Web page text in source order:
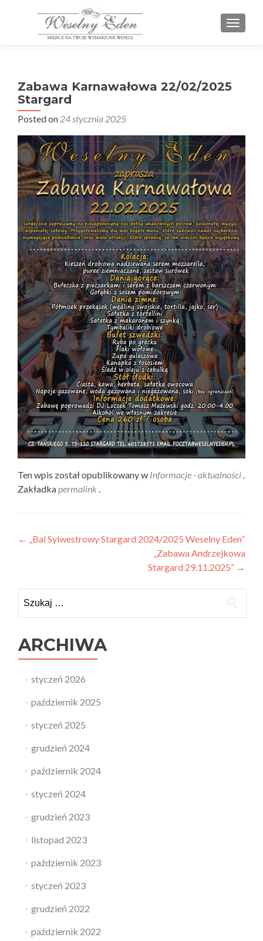
Zabawa Karnawałowa 22/02/2025
Stargard
Posted on 24 stycznia 2025
Ten wpis został opublikowany w Informacje - aktualności
Zakładka permalink
Zobacz
←
„Bal Sylwestrowy Stargard 2024/2025 Weselny Eden”
„Zabawa Andrzejkowa
Stargard 29.11.2025” →
ARCHIWA
styczeń 2026
październik 2025
styczeń 2025
grudzień 2024
październik 2024
styczeń 2024
grudzień 2023
listopad 2023
październik 2023
styczeń 2023
grudzień 2022
październik 2022